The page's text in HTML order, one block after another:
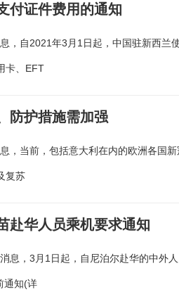
付证件费用的通知
，自2021年3月1日起，中国驻新西兰
卡、EFT
防护措施需加强
，当前，包括意大利在内的欧洲各国
复苏
赴华人员乘机要求通知
息，3月1日起，自尼泊尔赴华的中外
通知(详